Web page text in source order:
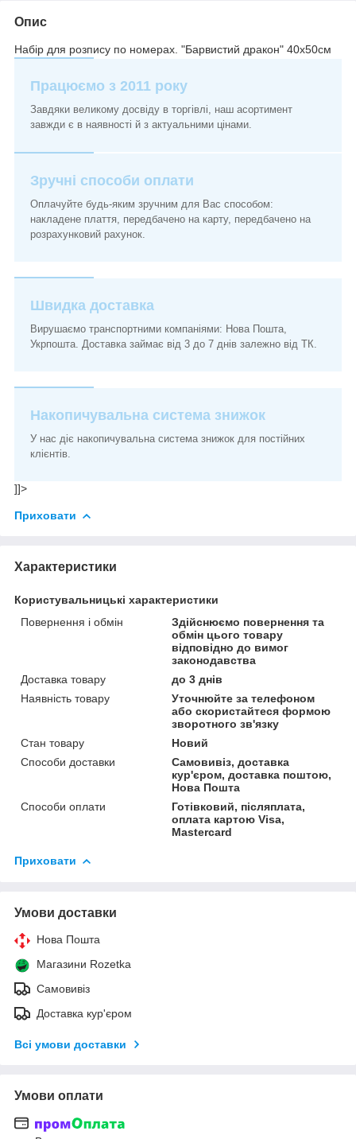
Опис
Набір для розпису по номерах. "Барвистий дракон" 40x50см
Працюємо з 2011 року
Завдяки великому досвіду в торгівлі, наш асортимент
завжди є в наявності й з актуальними цінами.
Зручні способи оплати
Оплачуйте будь-яким зручним для Вас способом:
накладене плаття, передбачено на карту, передбачено на
розрахунковий рахунок.
Швидка доставка
Вирушаємо транспортними компаніями: Нова Пошта,
Укрпошта. Доставка займає від 3 до 7 днів залежно від ТК.
Накопичувальна система знижок
У нас діє накопичувальна система знижок для постійних
клієнтів.
]]>
Приховати
Характеристики
Користувальницькі характеристики
Повернення і обмін
Здійснюємо повернення та
обмін цього товару
відповідно до вимог
законодавства
Доставка товару
до 3 днів
Наявність товару
Уточнюйте за телефоном
або скористайтеся формою
зворотного зв'язку
Стан товару
Новий
Способи доставки
Самовивіз, доставка
кур'єром, доставка поштою,
Нова Пошта
Способи оплати
Готівковий, післяплата,
оплата картою Visa,
Mastercard
Приховати
Умови доставки
Нова Пошта
Магазини Rozetka
Самовивіз
Доставка кур'єром
Всі умови доставки
Умови оплати